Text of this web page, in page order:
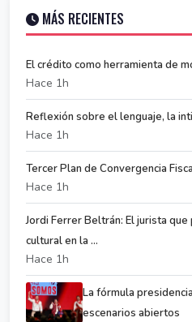
MÁS RECIENTES
El crédito como herramienta de
Hace 1h
Reflexión sobre el lenguaje, la
Hace 1h
Tercer Plan de Convergencia
Hace 1h
Jordi Ferrer Beltrán: El jurista
cultural en la ...
Hace 1h
La fórmula
escenarios abiertos